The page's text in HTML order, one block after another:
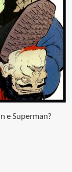
e Superman?